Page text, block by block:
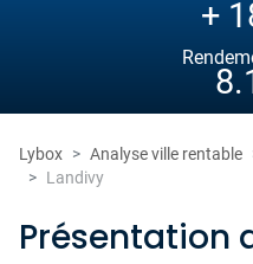
+
Lybox Analyse ville rentable
Landivy
Présentation